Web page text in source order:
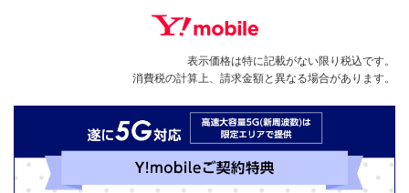
表示価格は特に記載がない限り税込です。
消費税の計算上、請求金額と異なる場合があります。